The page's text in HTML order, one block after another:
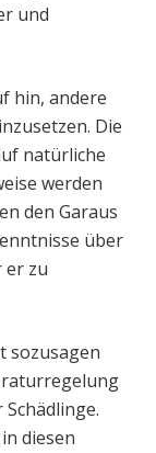
und
hin, andere
Die
natürliche
werden
den Garaus
über
er zu
sozusagen
diesen